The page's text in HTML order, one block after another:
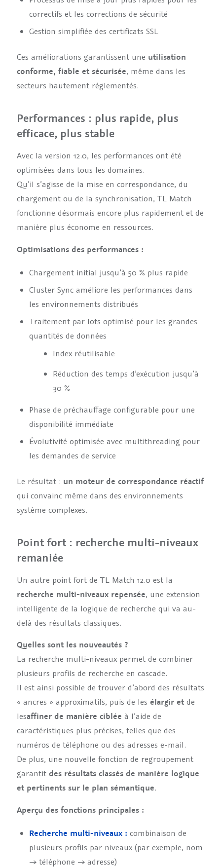
correctifs et les corrections de sécurité
Gestion simplifiée des certificats SSL
Ces améliorations garantissent une utilisation
conforme, fiable et sécurisée, même dans les
secteurs hautement réglementés.
Performances : plus rapide, plus
efficace, plus stable
Avec la version 12.0, les performances ont été
optimisées dans tous les domaines.
Qu’il s’agisse de la mise en correspondance, du
chargement ou de la synchronisation, TL Match
fonctionne désormais encore plus rapidement et de
manière plus économe en ressources.
Optimisations des performances :
Chargement initial jusqu’à 50 % plus rapide
Cluster Sync améliore les performances dans
les environnements distribués
Traitement par lots optimisé pour les grandes
quantités de données
Index réutilisable
Réduction des temps d’exécution jusqu’à
30 %
Phase de préchauffage configurable pour une
disponibilité immédiate
Évolutivité optimisée avec multithreading pour
les demandes de service
Le résultat : un moteur de correspondance réactif
qui convainc même dans des environnements
système complexes.
Point fort : recherche multi-niveaux
remaniée
Un autre point fort de TL Match 12.0 est la
recherche multi-niveaux repensée, une extension
intelligente de la logique de recherche qui va au-
delà des résultats classiques.
Quelles sont les nouveautés ?
La recherche multi-niveaux permet de combiner
plusieurs profils de recherche en cascade.
Il est ainsi possible de trouver d’abord des résultats
« ancres » approximatifs, puis de les élargir et de
lesaffiner de manière ciblée à l’aide de
caractéristiques plus précises, telles que des
numéros de téléphone ou des adresses e-mail.
De plus, une nouvelle fonction de regroupement
garantit des résultats classés de manière logique
et pertinents sur le plan sémantique.
Aperçu des fonctions principales :
Recherche multi-niveaux : combinaison de
plusieurs profils par niveaux (par exemple, nom
→ téléphone → adresse)